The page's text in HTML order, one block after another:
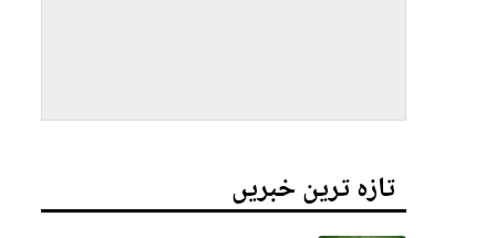
تازہ ترین خبریں